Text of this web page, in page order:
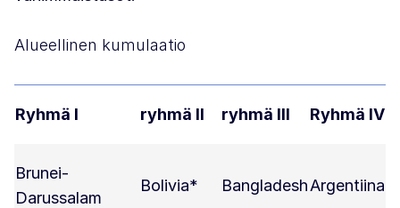
Alueellinen kumulaatio
Ryhmä I ryhmä II ryhmä III Ryhmä IV
Brunei-
Darussalam
Bolivia* BangladeshArgentiina